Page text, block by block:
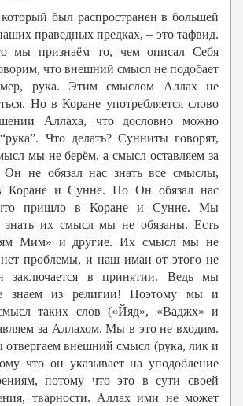
был распространен в большей
праведных предках, – это тафвид.
мы признаём то, чем описал Себя
что внешний смысл не подобает
рука. Этим смыслом Аллах не
Но в Коране употребляется слово
Аллаха, что дословно можно
Что делать? Сунниты говорят,
мы не берём, а смысл оставляем за
не обязал нас знать все смыслы,
Коране и Сунне. Но Он обязал нас
что пришло в Коране и Сунне. Мы
их смысл мы не обязаны. Есть
Мим» и другие. Их смысл мы не
проблемы, и наш иман от этого не
заключается в принятии. Ведь мы
знаем из религии! Поэтому мы и
таких слов («Йяд», «Ваджх» и
за Аллахом. Мы в это не входим.
внешний смысл (рука, лик и
что он указывает на уподобление
потому что это в сути своей
тварности. Аллах ими не может